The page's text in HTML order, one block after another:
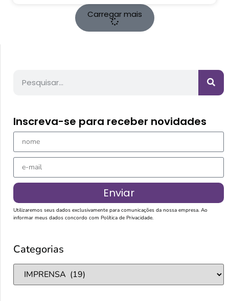
Carregar mais
Inscreva-se para receber novidades
Enviar
Utilizaremos seus dados exclusivamente para comunicações da nossa empresa. Ao
informar meus dados concordo com Política de Privacidade.
Categorias